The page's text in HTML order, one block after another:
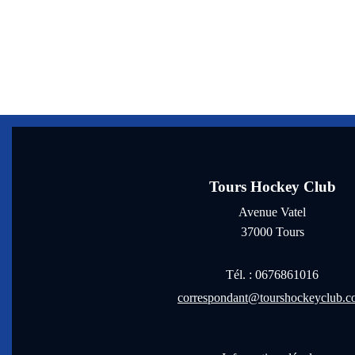
Tours Hockey Club
Avenue Vatel
37000 Tours
Tél. : 0676861016